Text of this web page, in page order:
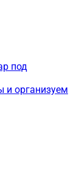
под
и организуем